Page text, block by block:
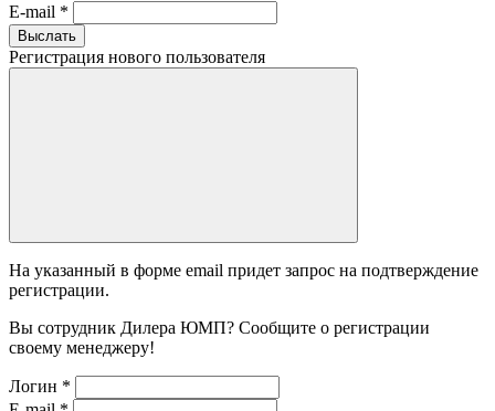
E-mail *
Выслать
Регистрация нового пользователя
На указанный в форме email придет запрос на подтверждение
регистрации.
Вы сотрудник Дилера ЮМП? Сообщите о регистрации
своему менеджеру!
Логин *